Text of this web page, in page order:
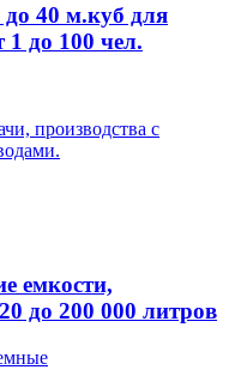
до 40 м.куб для
1 до 100 чел.
производства с
емкости,
до 200 000 литров